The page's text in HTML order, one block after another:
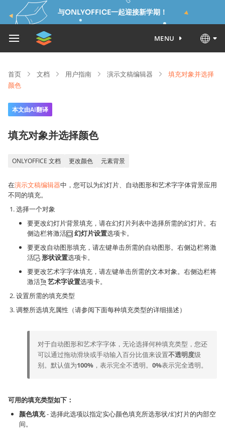
与ONLYOFFICE一起迎接新学期！
MENU
首页 文档 用户指南 演示文稿编辑器
填充对象并选择
颜色
本文由AI翻译
填充对象并选择颜色
ONLYOFFICE 文档 更改颜色 元素背景
在演示文稿编辑器中，您可以为幻灯片、自动图形和艺术字字体背景应用
不同的填充。
选择一个对象
要更改幻灯片背景填充，请在幻灯片列表中选择所需的幻灯片。右
侧边栏将激活
幻灯片设置选项卡。
要更改自动图形填充，请左键单击所需的自动图形。右侧边栏将激
活
形状设置选项卡。
要更改艺术字字体填充，请左键单击所需的文本对象。右侧边栏将
激活
艺术字设置选项卡。
设置所需的填充类型
调整所选填充属性（请参阅下面每种填充类型的详细描述）
对于自动图形和艺术字字体，无论选择何种填充类型，您还
可以通过拖动滑块或手动输入百分比值来设置不透明度级
别。默认值为100% ，表示完全不透明。 0%表示完全透明。
可用的填充类型如下：
颜色填充- 选择此选项以指定实心颜色填充所选形状/幻灯片的内部空
间。